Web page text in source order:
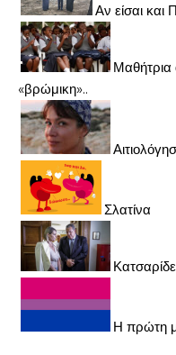
Αν είσαι και
Μαθήτρια
«βρώμικη»..
Σλατίνα
Η πρώτη